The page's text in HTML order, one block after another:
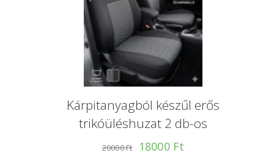
Kárpitanyagból készűl erős
trikóüléshuzat 2 db-os
20000 Ft 18000 Ft